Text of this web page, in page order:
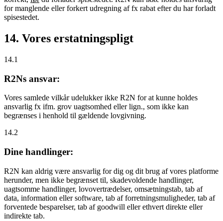
for manglende eller forkert udregning af fx rabat efter du har forladt
spisestedet.
14. Vores erstatningspligt
14.1
R2Ns ansvar:
Vores samlede vilkår udelukker ikke R2N for at kunne holdes
ansvarlig fx ifm. grov uagtsomhed eller lign., som ikke kan
begrænses i henhold til gældende lovgivning.
14.2
Dine handlinger:
R2N kan aldrig være ansvarlig for dig og dit brug af vores platforme
herunder, men ikke begrænset til, skadevoldende handlinger,
uagtsomme handlinger, lovovertrædelser, omsætningstab, tab af
data, information eller software, tab af forretningsmuligheder, tab af
forventede besparelser, tab af goodwill eller ethvert direkte eller
indirekte tab.